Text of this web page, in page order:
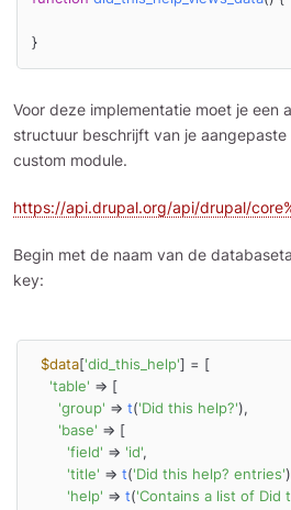
}
Voor deze implementatie moet je een
structuur beschrijft van je
custom module.
https://api.drupal.org/api/drupal/
Begin met de naam van de
key:
$data['did_this_help'] = [
'table' => [
'group' => t('Did this help?'),
'base' => [
'field' => 'id',
'title' => t('Did this help? entries'
'help' => t('Contains a list of Did